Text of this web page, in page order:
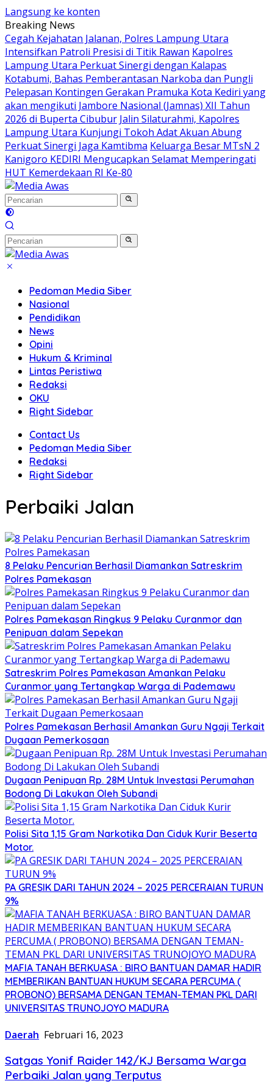
Langsung ke konten
Breaking News
Cegah Kejahatan Jalanan, Polres Lampung Utara
Intensifkan Patroli Presisi di Titik Rawan Kapolres
Lampung Utara Perkuat Sinergi dengan Kalapas
Kotabumi, Bahas Pemberantasan Narkoba dan Pungli
Pelepasan Kontingen Gerakan Pramuka Kota Kediri yang
akan mengikuti Jambore Nasional (Jamnas) XII Tahun
2026 di Buperta Cibubur Jalin Silaturahmi, Kapolres
Lampung Utara Kunjungi Tokoh Adat Akuan Abung
Perkuat Sinergi Jaga Kamtibma Keluarga Besar MTsN 2
Kanigoro KEDIRI Mengucapkan Selamat Memperingati
HUT Kemerdekaan RI Ke-80
Pedoman Media Siber
Nasional
Pendidikan
News
Opini
Hukum & Kriminal
Lintas Peristiwa
Redaksi
OKU
Right Sidebar
Contact Us
Pedoman Media Siber
Redaksi
Right Sidebar
Perbaiki Jalan
8 Pelaku Pencurian Berhasil Diamankan Satreskrim
Polres Pamekasan
Polres Pamekasan Ringkus 9 Pelaku Curanmor dan
Penipuan dalam Sepekan
Satreskrim Polres Pamekasan Amankan Pelaku
Curanmor yang Tertangkap Warga di Pademawu
Polres Pamekasan Berhasil Amankan Guru Ngaji Terkait
Dugaan Pemerkosaan
Dugaan Penipuan Rp. 28M Untuk Investasi Perumahan
Bodong Di Lakukan Oleh Subandi
Polisi Sita 1,15 Gram Narkotika Dan Ciduk Kurir Beserta
Motor.
PA GRESIK DARI TAHUN 2024 – 2025 PERCERAIAN TURUN
9%
MAFIA TANAH BERKUASA : BIRO BANTUAN DAMAR HADIR
MEMBERIKAN BANTUAN HUKUM SECARA PERCUMA (
PROBONO) BERSAMA DENGAN TEMAN-TEMAN PKL DARI
UNIVERSITAS TRUNOJOYO MADURA
Daerah Februari 16, 2023
Satgas Yonif Raider 142/KJ Bersama Warga
Perbaiki Jalan yang Terputus